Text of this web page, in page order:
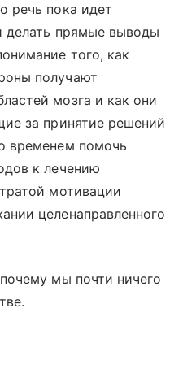
речь пока идет
делать прямые выводы
того, как
получают
мозга и как они
за принятие решений
временем помочь
к лечению
мотивации
целенаправленного
мы почти ничего